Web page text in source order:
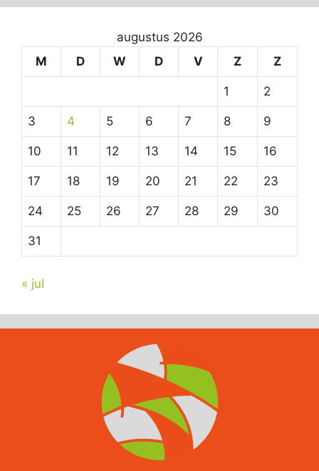
augustus 2026
M
D W D V Z Z
1 2
3 4 5 6 7 8 9
10 11 12 13 14 15 16
17 18 19 20 21 22 23
24 25 26 27 28 29 30
31
« jul